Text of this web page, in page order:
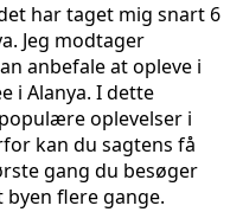
har taget mig snart 6
Jeg modtager
anbefale at opleve i
i Alanya. I dette
oplevelser i
kan du sagtens få
gang du besøger
byen flere gange.